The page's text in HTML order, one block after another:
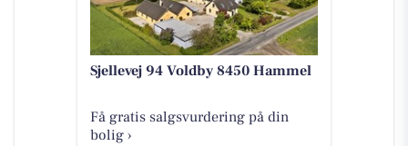
Sjellevej 94 Voldby 8450 Hammel
Få gratis salgsvurdering på din
bolig ›